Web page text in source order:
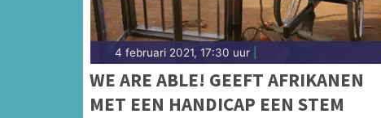
4 februari 2021, 17:30 uur
WE ARE ABLE! GEEFT AFRIKANEN
MET EEN HANDICAP EEN STEM